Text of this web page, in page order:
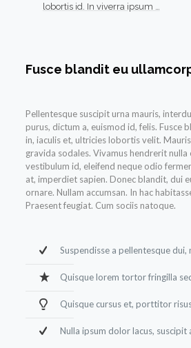
lobortis id. In viverra ipsum …
Fusce blandit eu
Pellentesque suscipit urna mauris,
purus, dictum a, euismod id, felis. Fusce
in, iaculis et, ultricies lobortis velit.
gravida sodales. Vivamus hendrerit
vestibulum id, eleifend neque odio
at, imperdiet sapien. Donec blandit, dui
ornare. Nullam accumsan. In hac
Praesent feugiat. Cum sociis natoque.
Suspendisse a pellentesque dui,
Quisque lorem tortor fringilla
Quisque cursus et, porttitor
Nulla ipsum dolor lacus, suscipit